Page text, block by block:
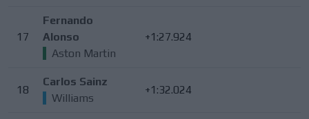
17
Fernando
Alonso
Aston Martin
+1:27.924
18
Carlos Sainz
Williams
+1:32.024